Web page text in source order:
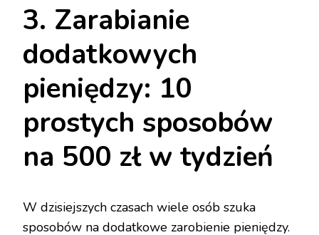
3. Zarabianie
dodatkowych
pieniędzy: 10
prostych sposobów
na 500 zł w tydzień
W dzisiejszych czasach wiele osób szuka
sposobów na dodatkowe zarobienie pieniędzy.